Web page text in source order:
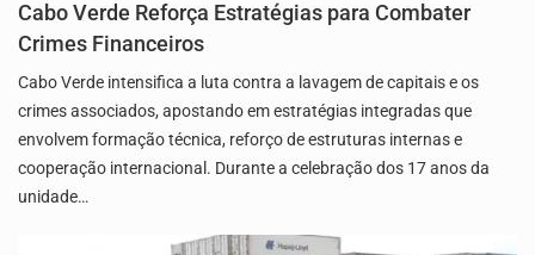
Cabo Verde Reforça Estratégias para Combater
Crimes Financeiros
Cabo Verde intensifica a luta contra a lavagem de capitais e os
crimes associados, apostando em estratégias integradas que
envolvem formação técnica, reforço de estruturas internas e
cooperação internacional. Durante a celebração dos 17 anos da
unidade…